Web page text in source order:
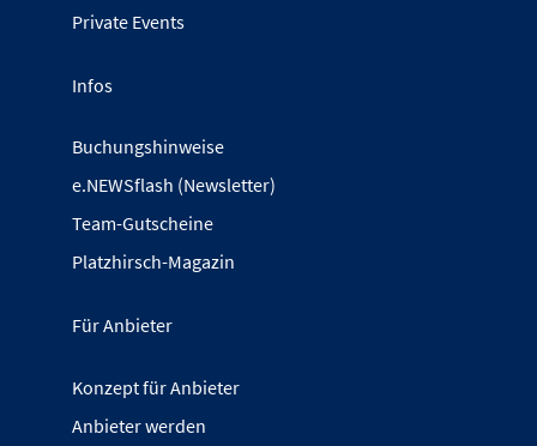
Private Events
Infos
Buchungshinweise
e.NEWSflash (Newsletter)
Team-Gutscheine
Platzhirsch-Magazin
Für Anbieter
Konzept für Anbieter
Anbieter werden